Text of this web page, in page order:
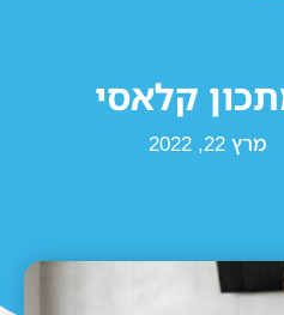
קלאסי
מרץ 22, 2022